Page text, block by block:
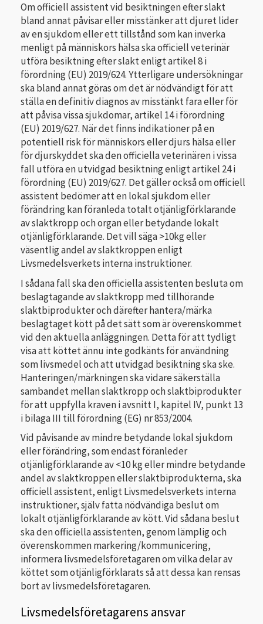
Om officiell assistent vid besiktningen efter slakt
bland annat påvisar eller misstänker att djuret lider
av en sjukdom eller ett tillstånd som kan inverka
menligt på människors hälsa ska officiell veterinär
utföra besiktning efter slakt enligt artikel 8 i
förordning (EU) 2019/624. Ytterligare undersökningar
ska bland annat göras om det är nödvändigt för att
ställa en definitiv diagnos av misstänkt fara eller för
att påvisa vissa sjukdomar, artikel 14 i förordning
(EU) 2019/627. När det finns indikationer på en
potentiell risk för människors eller djurs hälsa eller
för djurskyddet ska den officiella veterinären i vissa
fall utföra en utvidgad besiktning enligt artikel 24 i
förordning (EU) 2019/627. Det gäller också om officiell
assistent bedömer att en lokal sjukdom eller
förändring kan föranleda totalt otjänligförklarande
av slaktkropp och organ eller betydande lokalt
otjänligförklarande. Det vill säga >10kg eller
väsentlig andel av slaktkroppen enligt
Livsmedelsverkets interna instruktioner.
I sådana fall ska den officiella assistenten besluta om
beslagtagande av slaktkropp med tillhörande
slaktbiprodukter och därefter hantera/märka
beslagtaget kött på det sätt som är överenskommet
vid den aktuella anläggningen. Detta för att tydligt
visa att köttet ännu inte godkänts för användning
som livsmedel och att utvidgad besiktning ska ske.
Hanteringen/märkningen ska vidare säkerställa
sambandet mellan slaktkropp och slaktbiprodukter
för att uppfylla kraven i avsnitt I, kapitel IV, punkt 13
i bilaga III till förordning (EG) nr 853/2004.
Vid påvisande av mindre betydande lokal sjukdom
eller förändring, som endast föranleder
otjänligförklarande av <10 kg eller mindre betydande
andel av slaktkroppen eller slaktbiprodukterna, ska
officiell assistent, enligt Livsmedelsverkets interna
instruktioner, själv fatta nödvändiga beslut om
lokalt otjänligförklarande av kött. Vid sådana beslut
ska den officiella assistenten, genom lämplig och
överenskommen markering/kommunicering,
informera livsmedelsföretagaren om vilka delar av
köttet som otjänligförklarats så att dessa kan rensas
bort av livsmedelsföretagaren.
Livsmedelsföretagarens ansvar